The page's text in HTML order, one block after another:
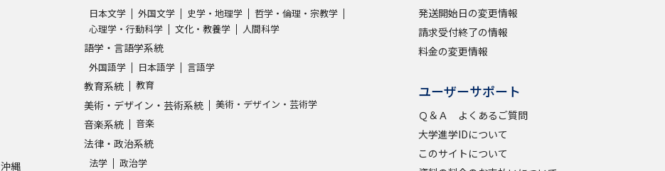
沖縄
日本文学 外国文学 史学・地理学
哲学・倫理・宗教学
心理学・行動科学
文化・教養学 人間科学
語学・言語学系統
外国語学 日本語学 言語学
教育系統 教育
美術・デザイン・芸術系統 美術・デザイン・芸術学
音楽系統 音楽
法律・政治系統
法学 政治学
発送開始日の変更情報
請求受付終了の情報
料金の変更情報
ユーザーサポート
Ｑ＆Ａ よくあるご質問
大学進学IDについて
このサイトについて